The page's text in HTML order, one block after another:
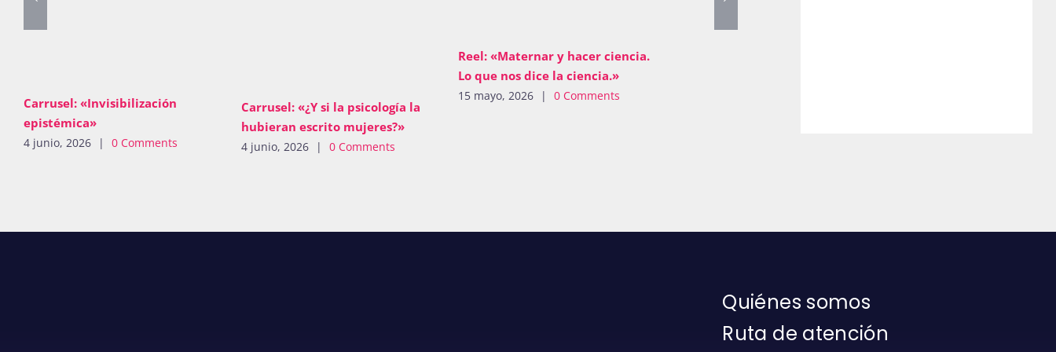
Carrusel: «Invisibilización
epistémica»
4 junio, 2026 | 0 Comments
Carrusel: «¿Y si la psicología la
hubieran escrito mujeres?»
4 junio, 2026 | 0 Comments
Reel: «Maternar y hacer ciencia.
Lo que nos dice la ciencia.»
15 mayo, 2026 | 0 Comments
Quiénes somos
Ruta de atención